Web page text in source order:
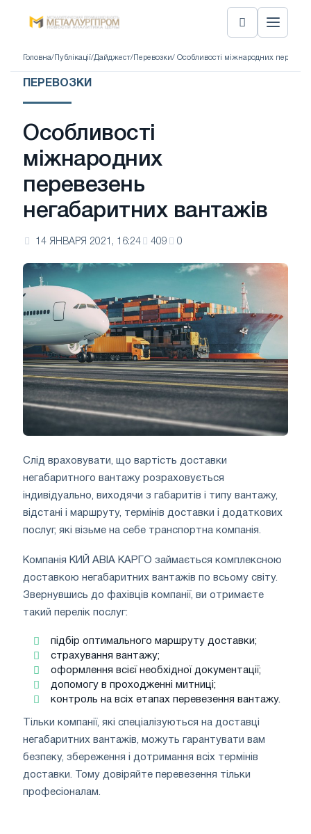
Головна/ Публікації/Дайджест/ Перевозки/ Особливості міжнародних
ПЕРЕВОЗКИ
Особливості
міжнародних
перевезень
негабаритних вантажів
14 ЯНВАРЯ 2021, 16:24 409 0
Слід враховувати, що вартість доставки
негабаритного вантажу розраховується
індивідуально, виходячи з габаритів і типу вантажу,
відстані і маршруту, термінів доставки і додаткових
послуг, які візьме на себе транспортна компанія.
Компанія КИЙ АВІА КАРГО займається комплексною
доставкою негабаритних вантажів по всьому світу.
Звернувшись до фахівців компанії, ви отримаєте
такий перелік послуг:
підбір оптимального маршруту доставки;
страхування вантажу;
оформлення всієї необхідної документації;
допомогу в проходженні митниці;
контроль на всіх етапах перевезення вантажу.
Тільки компанії, які спеціалізуються на доставці
негабаритних вантажів, можуть гарантувати вам
безпеку, збереження і дотримання всіх термінів
доставки. Тому довіряйте перевезення тільки
професіоналам.